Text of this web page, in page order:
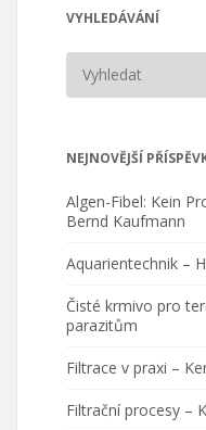
VYHLEDÁVÁNÍ
NEJNOVĚJŠÍ
Algen-Fibel: Kein
Bernd Kaufmann
Aquarientechnik –
Čisté krmivo pro
parazitům
Filtrace v praxi –
Filtrační procesy –